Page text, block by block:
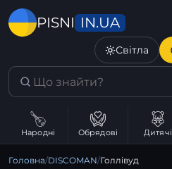
PISNI IN.UA
Світла
Народні Обрядові Дитячі
Головна/DISCOMAN/Голлівуд